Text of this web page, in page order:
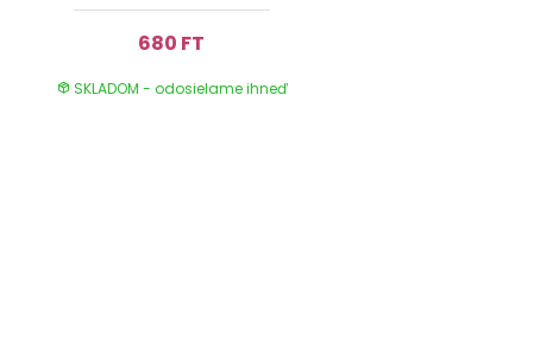
680 FT
SKLADOM - odosielame ihneď